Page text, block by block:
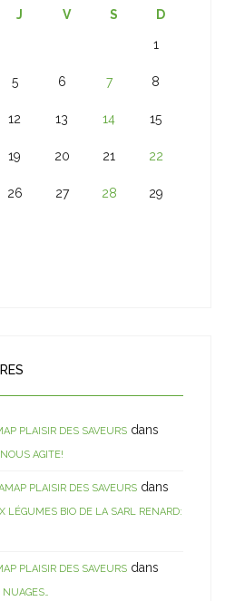
J V S D
1
5 6 7 8
12 13 14 15
19 20 21 22
26 27 28 29
PLAISIR DES SAVEURS dans
AGITE!
PLAISIR DES SAVEURS dans
LÉGUMES BIO DE LA SARL RENARD:
PLAISIR DES SAVEURS dans